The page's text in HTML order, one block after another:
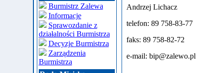
Burmistrz Zalewa
Informacje
Sprawozdanie z
działalności Burmistrza
Decyzje Burmistrza
Zarządzenia
Burmistrza
Andrzej Lichacz
telefon: 89 758-83-77
faks: 89 758-82-72
e-mail: bip@zalewo.pl